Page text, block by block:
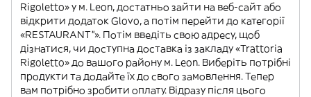
Rigoletto» у м. Leon, достатньо зайти на веб-сайт або
відкрити додаток Glovo, а потім перейти до категорії
«RESTAURANT”». Потім введіть свою адресу, щоб
дізнатися, чи доступна доставка із закладу «Trattoria
Rigoletto» до вашого району м. Leon. Виберіть потрібні
продукти та додайте їх до свого замовлення. Тепер
вам потрібно зробити оплату. Відразу після цього